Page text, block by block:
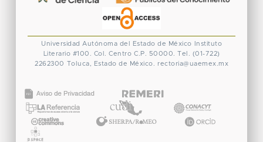
Universidad Autónoma del Estado de México
Instituto
Literario #100. Col. Centro C.P. 50000. Tel. (01-722)
2262300 Toluca, Estado de México. rectoria@uaemex.mx